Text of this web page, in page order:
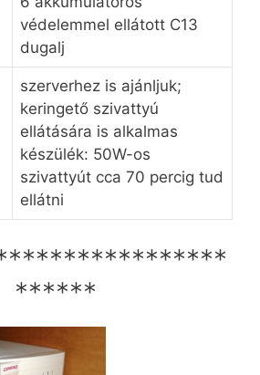
védelemmel ellátott C13
dugalj
szerverhez is ajánljuk;
keringető szivattyú
ellátására is alkalmas
készülék: 50W-os
szivattyút cca 70 percig tud
ellátni
******